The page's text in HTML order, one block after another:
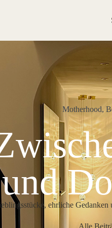
Motherhood,
und
ehrliche
Alle